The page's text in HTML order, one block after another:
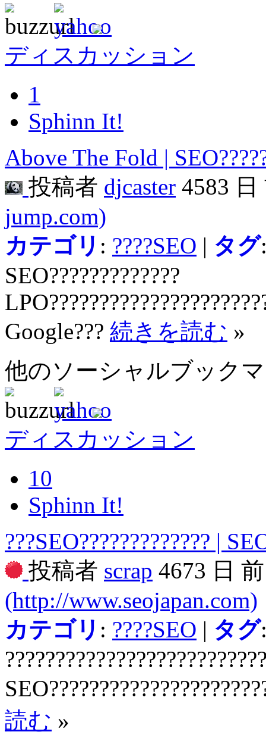
ディスカッション
1
Sphinn It!
Above The Fold |
投稿者 djcaster 4583 日
jump.com)
カテゴリ : ????SEO | タグ
SEO?????????????
Google??? 続きを読む »
他のソーシャルブック
ディスカッション
10
Sphinn It!
???SEO????????????? |
投稿者 scrap 4673 日
(http://www.seojapan.com)
カテゴリ : ????SEO | タグ
読む »